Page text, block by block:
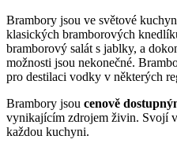
Brambory jsou ve světové
klasických bramborových
bramborový salát s jablky, a
možnosti jsou nekonečné.
pro destilaci vodky v některých
Brambory jsou cenově
vynikajícím zdrojem živin. Svojí
každou kuchyni.